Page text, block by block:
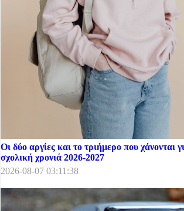
Οι δύο αργίες και το τριήμερο που χάνονται
σχολική χρονιά 2026-2027
2026-08-07 03:11:38